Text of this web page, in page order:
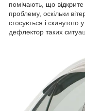
помічають, що відкрите
проблему, оскільки
стосується і скинутого
дефлектор таких